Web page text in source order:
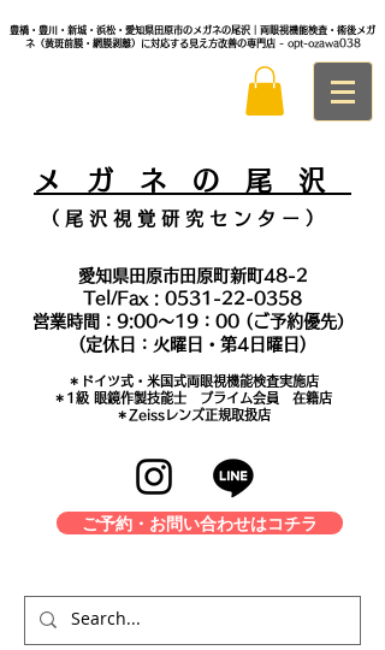
豊橋・豊川・新城・浜松・愛知県田原市のメガネの尾沢｜両眼視機能検査・術後メガ
ネ（黄斑前膜・網膜剥離）に対応する見え方改善の専門店 - opt-ozawa038
メ ガ ネ の 尾 沢
（ 尾 沢 視 覚 研 究 セ ン タ ー ）
愛知県田原市田原町新町48-2
Tel/Fax : 0531-22-0358
営業時間：9:00～19：00 (ご予約優先）
(定休日：火曜日・第4日曜日)
＊​ドイツ式・米国式両眼視機能検査実施店
​＊1級 眼鏡作製技能士 プライム会員 在籍店
＊Zeissレンズ正規取扱店
ご予約・お問い合わせはコチラ